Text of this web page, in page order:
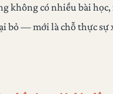
không có nhiều bài
bỏ — mới là chỗ thực